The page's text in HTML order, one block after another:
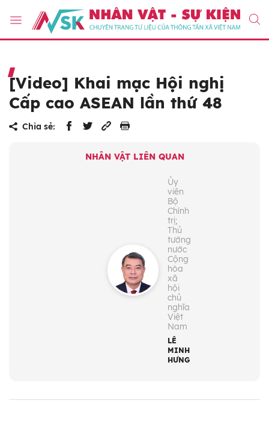
[Video] Khai mạc Hội nghị
Cấp cao ASEAN lần thứ 48
Chia sẻ:
NHÂN VẬT LIÊN QUAN
Ủy
viên
Bộ
Chính
trị;
Thủ
tướng
nước
Cộng
hòa
xã
hội
chủ
nghĩa
Việt
Nam
LÊ
MINH
HƯNG